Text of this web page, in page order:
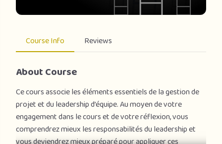
Course Info Reviews
About Course
Ce cours associe les éléments essentiels de la gestion de
projet et du leadership d’équipe. Au moyen de votre
engagement dans le cours et de votre réflexion, vous
comprendrez mieux les responsabilités du leadership et